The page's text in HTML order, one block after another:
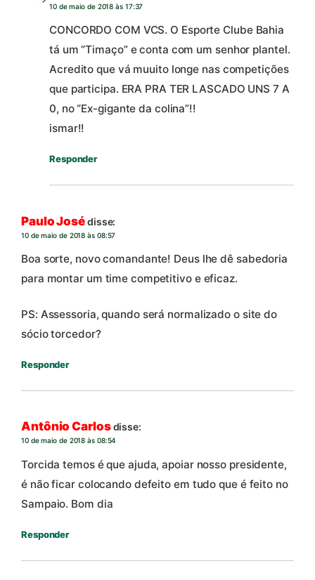
10 de maio de 2018 às 17:37
CONCORDO COM VCS. O Esporte Clube Bahia
tá um “Timaço” e conta com um senhor plantel.
Acredito que vá muuito longe nas competições
que participa. ERA PRA TER LASCADO UNS 7 A
0, no “Ex-gigante da colina”!!
ismar!!
Responder
Paulo Josédisse:
10 de maio de 2018 às 08:57
Boa sorte, novo comandante! Deus lhe dê sabedoria
para montar um time competitivo e eficaz.
PS: Assessoria, quando será normalizado o site do
sócio torcedor?
Responder
Antônio Carlosdisse:
10 de maio de 2018 às 08:54
Torcida temos é que ajuda, apoiar nosso presidente,
é não ficar colocando defeito em tudo que é feito no
Sampaio. Bom dia
Responder